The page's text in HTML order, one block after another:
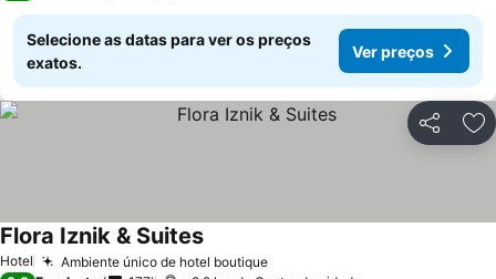
Selecione as datas para ver os preços
exatos.
Ver preços
Partilhar
Hotel Ambiente único de hotel boutique
Flora Iznik & Suites